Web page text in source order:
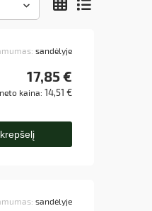
sandėlyje
17,85 €
neto kaina: 14,51 €
sandėlyje